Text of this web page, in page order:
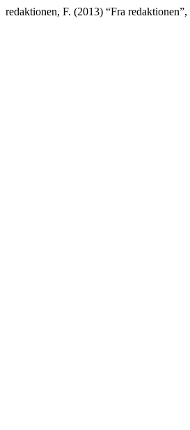
redaktionen, F. (2013) “Fra redaktionen”,